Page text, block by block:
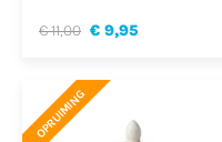
€ 11,00 € 9,95
OPRUIMING